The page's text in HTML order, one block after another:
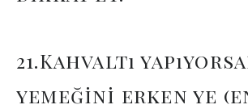
21.Kahvaltı
yemeğini erken ye